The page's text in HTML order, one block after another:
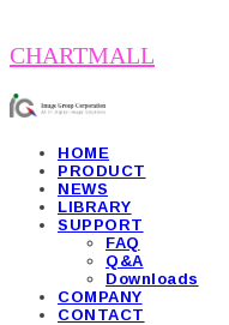
CHARTMALL
HOME
PRODUCT
NEWS
LIBRARY
SUPPORT
FAQ
Q&A
Downloads
COMPANY
CONTACT